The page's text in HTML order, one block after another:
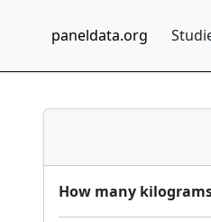
paneldata.org
How many